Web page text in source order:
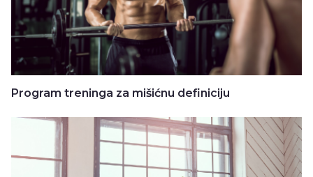
Program treninga za mišićnu definiciju